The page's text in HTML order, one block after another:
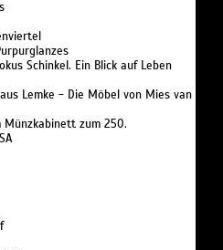
zum 250.